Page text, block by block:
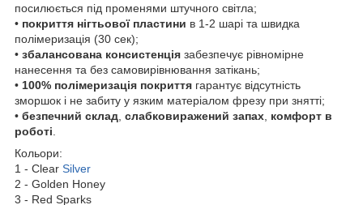
посилюється під променями штучного світла;
• покриття нігтьової пластини в 1-2 шарі та швидка
полімеризація (30 сек);
• збалансована консистенція забезпечує рівномірне
нанесення та без самовирівнювання затікань;
• 100% полімеризація покриття гарантує відсутність
зморшок і не забиту у язким матеріалом фрезу при знятті;
• безпечний склад слабковиражений запах комфорт в
роботі
Кольори:
1 - Clear Silver
2 - Golden Honey
3 - Red Sparks